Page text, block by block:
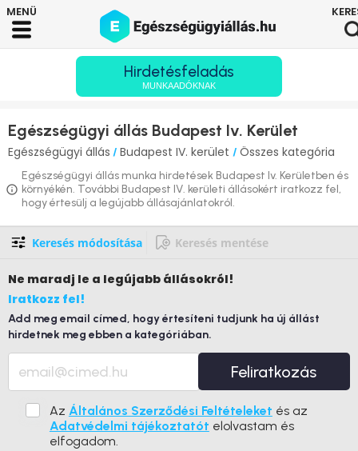
Hirdetésfeladás
MUNKAADÓKNAK
Egészségügyi állás Budapest Iv. Kerület
Egészségügyi állás / Budapest IV. kerület / Összes kategória
Egészségügyi állás munka hirdetések Budapest Iv. Kerületben és
környékén. További Budapest IV. kerületi állásokért iratkozz fel,
hogy értesülj a legújabb állásajánlatokról.
Keresés módosítása Keresés mentése
Ne maradj le a legújabb állásokról!
Iratkozz fel!
Add meg email címed, hogy értesíteni tudjunk ha új állást
hirdetnek meg ebben a kategóriában.
Feliratkozás
Az Általános Szerződési Feltételeket és az
Adatvédelmi tájékoztatót elolvastam és
elfogadom.